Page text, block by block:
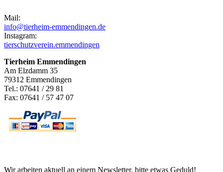
Mail:
info@tierheim-emmendingen.de
Instagram:
tierschutzverein.emmendingen
Tierheim Emmendingen
Am Elzdamm 35
79312 Emmendingen
Tel.: 07641 / 29 81
Fax: 07641 / 57 47 07
Wir arbeiten aktuell an einem Newsletter, bitte etwas Geduld!